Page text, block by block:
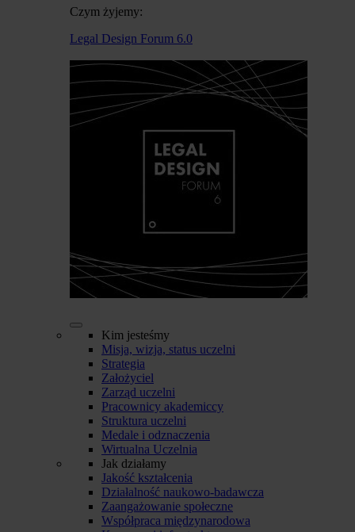
Czym żyjemy:
Legal Design Forum 6.0
Kim jesteśmy
Misja, wizja, status uczelni
Strategia
Założyciel
Zarząd uczelni
Pracownicy akademiccy
Struktura uczelni
Medale i odznaczenia
Wirtualna Uczelnia
Jak działamy
Jakość kształcenia
Działalność naukowo-badawcza
Zaangażowanie społeczne
Współpraca międzynarodowa